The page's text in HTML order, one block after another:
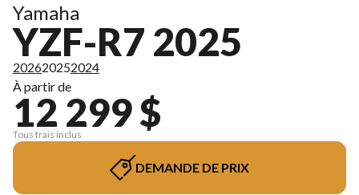
Yamaha
YZF-R7 2025
202620252024
À partir de
12 299 $
Tous frais inclus
DEMANDE DE PRIX